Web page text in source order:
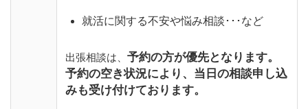
就活に関する不安や悩み相談･･･など
出張相談は、 予約の方が優先となります。
予約の空き状況により、当日の相談申し込
みも受け付けております。